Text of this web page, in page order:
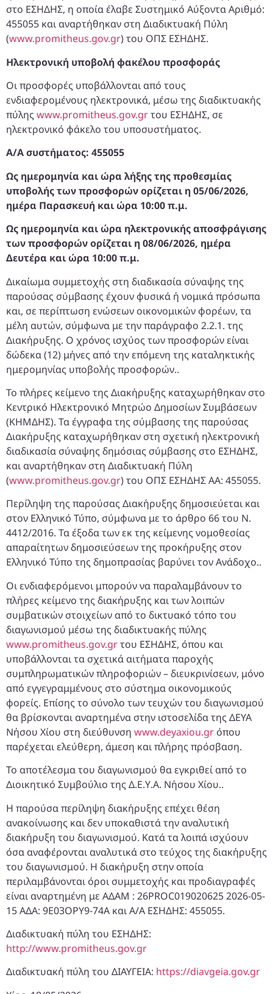
στο ΕΣΗΔΗΣ, η οποία έλαβε Συστημικό Αύξοντα Αριθμό:
455055 και αναρτήθηκαν στη Διαδικτυακή Πύλη
(www.promitheus.gov.gr) του ΟΠΣ ΕΣΗΔΗΣ.
Ηλεκτρονική υποβολή φακέλου προσφοράς
Οι προσφορές υποβάλλονται από τους
ενδιαφερομένους ηλεκτρονικά, μέσω της διαδικτυακής
πύλης www.promitheus.gov.grτου ΕΣΗΔΗΣ, σε
ηλεκτρονικό φάκελο του υποσυστήματος.
Α/Α συστήματος: 455055
Ως ημερομηνία και ώρα λήξης της προθεσμίας
υποβολής των προσφορών ορίζεται η 05/06/2026,
ημέρα Παρασκευή και ώρα 10:00 π.μ.
Ως ημερομηνία και ώρα ηλεκτρονικής αποσφράγισης
των προσφορών ορίζεται η 08/06/2026, ημέρα
Δευτέρα και ώρα 10:00 π.μ.
Δικαίωμα συμμετοχής στη διαδικασία σύναψης της
παρούσας σύμβασης έχουν φυσικά ή νομικά πρόσωπα
και, σε περίπτωση ενώσεων οικονομικών φορέων, τα
μέλη αυτών, σύμφωνα με την παράγραφο 2.2.1. της
Διακήρυξης. Ο χρόνος ισχύος των προσφορών είναι
δώδεκα (12) μήνες από την επόμενη της καταληκτικής
ημερομηνίας υποβολής προσφορών..
Το πλήρες κείμενο της Διακήρυξης καταχωρήθηκαν στο
Κεντρικό Ηλεκτρονικό Μητρώο Δημοσίων Συμβάσεων
(ΚΗΜΔΗΣ). Τα έγγραφα της σύμβασης της παρούσας
Διακήρυξης καταχωρήθηκαν στη σχετική ηλεκτρονική
διαδικασία σύναψης δημόσιας σύμβασης στο ΕΣΗΔΗΣ,
και αναρτήθηκαν στη Διαδικτυακή Πύλη
(www.promitheus.gov.gr) του ΟΠΣ ΕΣΗΔΗΣ ΑΑ: 455055.
Περίληψη της παρούσας Διακήρυξης δημοσιεύεται και
στον Ελληνικό Τύπο, σύμφωνα με το άρθρο 66 του Ν.
4412/2016. Τα έξοδα των εκ της κείμενης νομοθεσίας
απαραίτητων δημοσιεύσεων της προκήρυξης στον
Ελληνικό Τύπο της δημοπρασίας βαρύνει τον Ανάδοχο..
Οι ενδιαφερόμενοι μπορούν να παραλαμβάνουν το
πλήρες κείμενο της διακήρυξης και των λοιπών
συμβατικών στοιχείων από το δικτυακό τόπο του
διαγωνισμού μέσω της διαδικτυακής πύλης
www.promitheus.gov.grτου ΕΣΗΔΗΣ, όπου και
υποβάλλονται τα σχετικά αιτήματα παροχής
συμπληρωματικών πληροφοριών – διευκρινίσεων, μόνο
από εγγεγραμμένους στο σύστημα οικονομικούς
φορείς. Επίσης το σύνολο των τευχών του διαγωνισμού
θα βρίσκονται αναρτημένα στην ιστοσελίδα της ΔΕΥΑ
Νήσου Χίου στη διεύθυνση www.deyaxiou.gr όπου
παρέχεται ελεύθερη, άμεση και πλήρης πρόσβαση.
Το αποτέλεσμα του διαγωνισμού θα εγκριθεί από το
Διοικητικό Συμβούλιο της Δ.Ε.Υ.Α. Νήσου Χίου..
Η παρούσα περίληψη διακήρυξης επέχει θέση
ανακοίνωσης και δεν υποκαθιστά την αναλυτική
διακήρυξη του διαγωνισμού. Κατά τα λοιπά ισχύουν
όσα αναφέρονται αναλυτικά στο τεύχος της διακήρυξης
του διαγωνισμού. Η διακήρυξη στην οποία
περιλαμβάνονται όροι συμμετοχής και προδιαγραφές
είναι αναρτημένη με ΑΔΑΜ : 26PROC019020625 2026-05-
15 ΑΔΑ: 9E03OPY9-74A και Α/Α ΕΣΗΔΗΣ: 455055.
Διαδικτυακή πύλη του ΕΣΗΔΗΣ:
http://www.promitheus.gov.gr
Διαδικτυακή πύλη του ΔΙΑΥΓΕΙΑ: https://diavgeia.gov.gr